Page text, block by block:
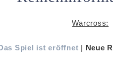
Warcross:
Spiel ist eröffnet | Neue